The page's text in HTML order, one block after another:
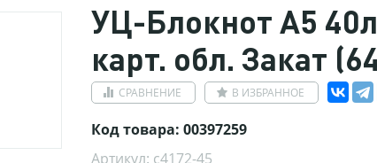
УЦ-Блокнот А5
карт. обл. Закат
СРАВНЕНИЕ В ИЗБРАННОЕ
Код товара: 00397259
Артикул: с4172-45